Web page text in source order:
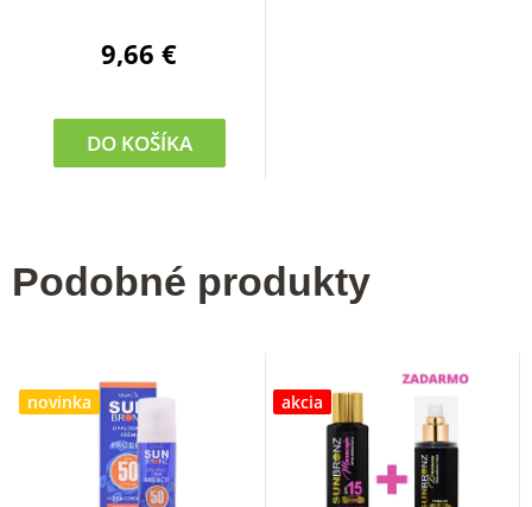
9,66 €
DO KOŠÍKA
Podobné produkty
novinka akcia